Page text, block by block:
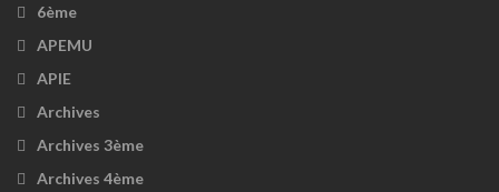
6ème
APEMU
APIE
Archives
Archives 3ème
Archives 4ème